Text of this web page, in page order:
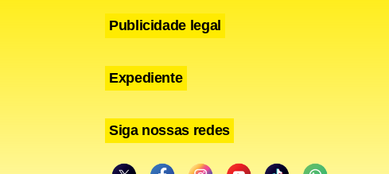
Publicidade legal
Expediente
Siga nossas redes